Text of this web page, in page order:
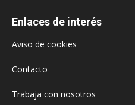
Enlaces de interés
Aviso de cookies
Contacto
Trabaja con nosotros